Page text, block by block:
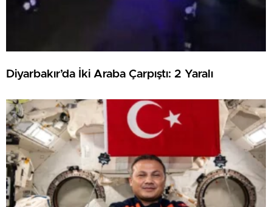
Diyarbakır’da İki Araba Çarpıştı: 2 Yaralı